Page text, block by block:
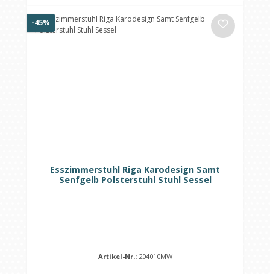
-45% Rabatt
Esszimmerstuhl Riga Karodesign Samt
Senfgelb Polsterstuhl Stuhl Sessel
Artikel-Nr.: 204010MW